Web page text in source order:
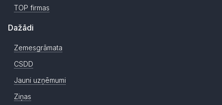
TOP firmas
Dažādi
Zemesgrāmata
CSDD
Jauni uzņēmumi
Ziņas